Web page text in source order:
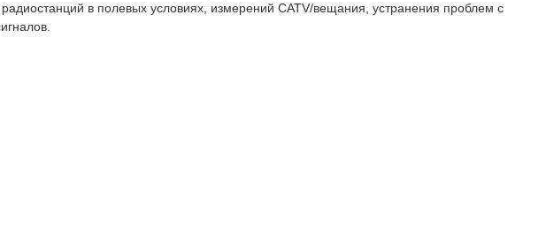
в полевых условиях, измерений CATV/вещания, устранения проблем с